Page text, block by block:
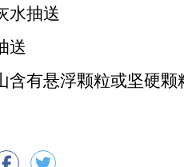
水抽送
送
含有悬浮颗粒或坚硬